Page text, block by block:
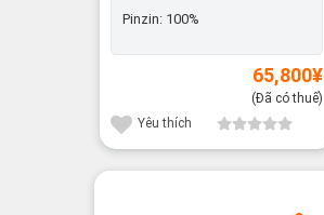
Pinzin: 100%
65,800¥
(Đã có thuế)
Yêu thích